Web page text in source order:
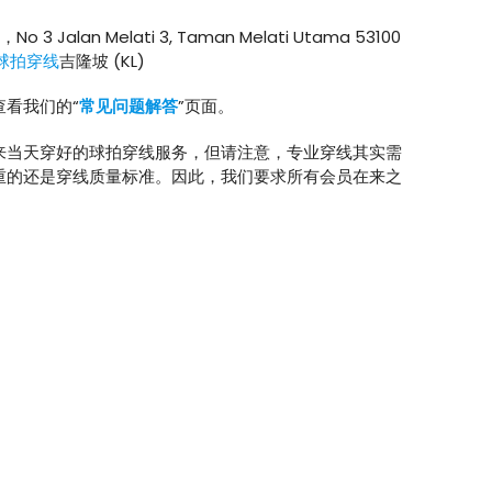
No 3 Jalan Melati 3, Taman Melati Utama 53100
拍穿线吉隆坡 (KL)
我们的“常见问题解答”页面。
天穿好的球拍穿线服务，但请注意，专业穿线其实需
还是穿线质量标准。因此，我们要求所有会员在来之